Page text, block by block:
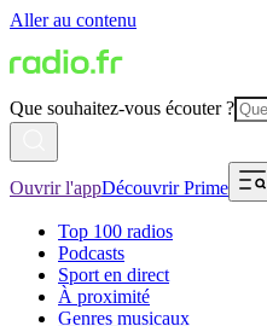
Aller au contenu
Que souhaitez-vous écouter ?
Ouvrir l'appDécouvrir Prime
Top 100 radios
Podcasts
Sport en direct
À proximité
Genres musicaux